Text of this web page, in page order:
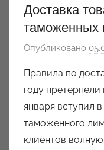
Доставка
таможенных
Опубликовано
Правила по
году
января вступил
таможенного
клиентов